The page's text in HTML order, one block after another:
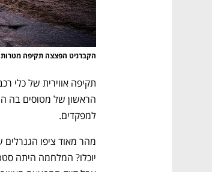
הקברניט הפצצה תקיפה מטרות
למפקדים.